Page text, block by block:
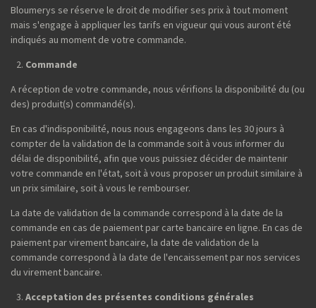
Bloumerys se réserve le droit de modifier ses prix à tout moment
mais s'engage à appliquer les tarifs en vigueur qui vous auront été
indiqués au moment de votre commande.
Commande
A réception de votre commande, nous vérifions la disponibilité du (ou
des) produit(s) commandé(s).
En cas d'indisponibilité, nous nous engageons dans les 30 jours à
compter de la validation de la commande soit à vous informer du
délai de disponibilité, afin que vous puissiez décider de maintenir
votre commande en l'état, soit à vous proposer un produit similaire à
un prix similaire, soit à vous le rembourser.
La date de validation de la commande correspond à la date de la
commande en cas de paiement par carte bancaire en ligne. En cas de
paiement par virement bancaire, la date de validation de la
commande correspond à la date de l'encaissement par nos services
du virement bancaire.
Acceptation des présentes conditions générales